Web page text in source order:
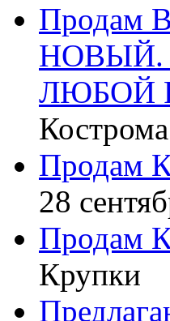
Продам
НОВЫЙ.
ЛЮБОЙ
Кострома
Продам
28
Продам
Крупки